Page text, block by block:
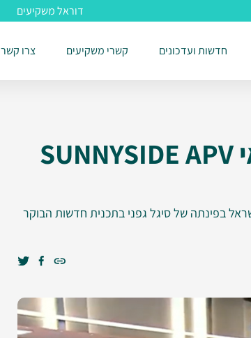
דוראל משקיעים
חדשות ועדכונים קשרי משקיעים צרו קשר
דוראל בכנס השנתי לאגרו-וולטאי SUNNYSIDE APV
בפינתה של סיגל גפני בתכנית חדשות הבוקר